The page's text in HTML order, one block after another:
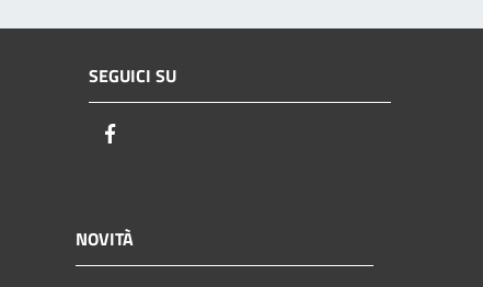
SEGUICI SU
NOVITÀ